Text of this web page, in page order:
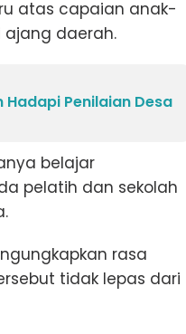
atas capaian anak-
daerah.
Hadapi Penilaian Desa
belajar
pelatih dan sekolah
rasa
tidak lepas dari